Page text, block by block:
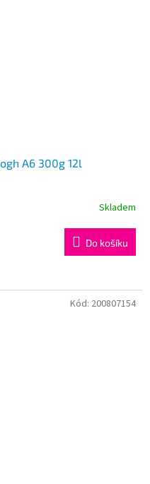
A6 300g 12l
Skladem
Do košíku
Kód: 200807154